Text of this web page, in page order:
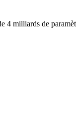
4 milliards de